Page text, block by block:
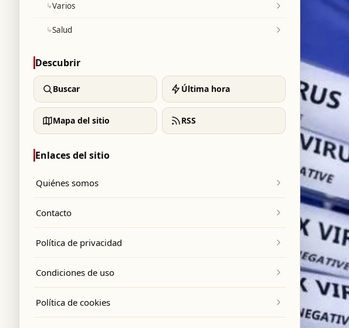
↳Varios
↳Salud
Descubrir
Buscar Última hora
Mapa del sitio RSS
Enlaces del sitio
Quiénes somos
Contacto
Política de privacidad
Condiciones de uso
Política de cookies